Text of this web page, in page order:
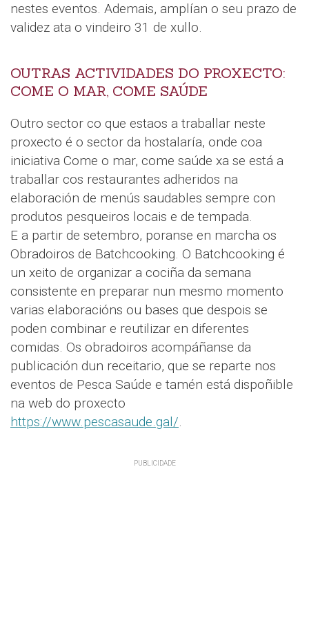
nestes eventos. Ademais, amplían o seu prazo de
validez ata o vindeiro 31 de xullo.
OUTRAS ACTIVIDADES DO PROXECTO:
COME O MAR, COME SAÚDE
Outro sector co que estaos a traballar neste
proxecto é o sector da hostalaría, onde coa
iniciativa Come o mar, come saúde xa se está a
traballar cos restaurantes adheridos na
elaboración de menús saudables sempre con
produtos pesqueiros locais e de tempada.
E a partir de setembro, poranse en marcha os
Obradoiros de Batchcooking. O Batchcooking é
un xeito de organizar a cociña da semana
consistente en preparar nun mesmo momento
varias elaboracións ou bases que despois se
poden combinar e reutilizar en diferentes
comidas. Os obradoiros acompáñanse da
publicación dun receitario, que se reparte nos
eventos de Pesca Saúde e tamén está dispoñible
na web do proxecto
https://www.pescasaude.gal/.